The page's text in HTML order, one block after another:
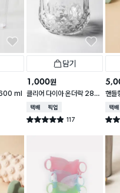
ml
담기
1,000원
클리어 다이아 온더락 280
ml
택배배송매장픽업
별점 4.9점 117
건 작성
핸들
0
택배
별점